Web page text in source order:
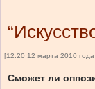
[12:20 12 марта 2010 года
Сможет ли